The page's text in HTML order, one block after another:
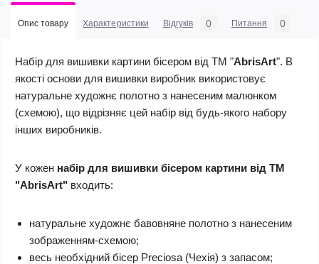
Опис товару Характеристики Відгуків 0 Питання 0
Набір для вишивки картини бісером від ТМ "AbrisArt". В
якості основи для вишивки виробник використовує
натуральне художнє полотно з нанесеним малюнком
(схемою), що відрізняє цей набір від будь-якого набору
інших виробників.
У кожен набір для вишивки бісером картини від ТМ
"AbrisArt" входить:
натуральне художнє бавовняне полотно з нанесеним
зображенням-схемою;
весь необхідний бісер Preciosa (Чехія) з запасом;